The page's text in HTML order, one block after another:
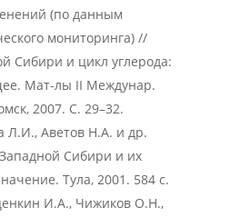
(по данным
мониторинга) //
Сибири и цикл углерода:
Мат-лы II Междунар.
2007. С. 29–32.
Л.И., Аветов Н.А. и др.
Сибири и их
Тула, 2001. 584 с.
И.А., Чижиков О.Н.,